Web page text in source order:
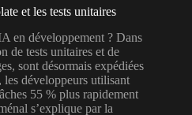
et les tests unitaires
en développement ? Dans
de tests unitaires et de
sont désormais expédiées
développeurs utilisant
55 % plus rapidement
s’explique par la